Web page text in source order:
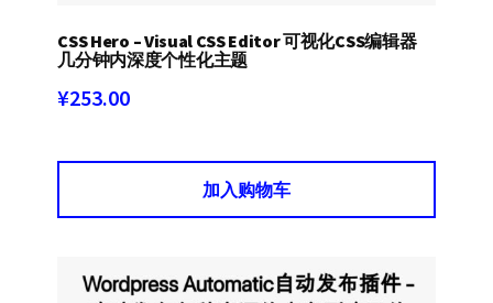
CSS Hero – Visual CSS Editor 可视化CSS编辑器
几分钟内深度个性化主题
¥253.00
加入购物车